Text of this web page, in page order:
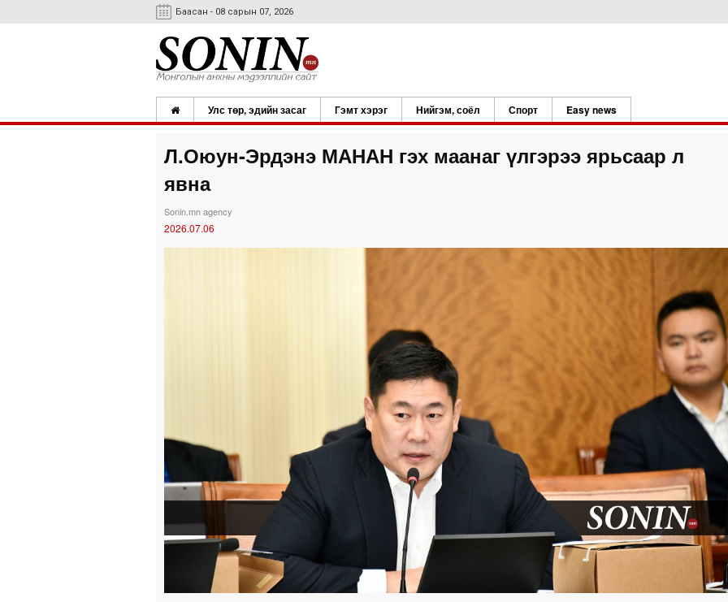
Баасан - 08 сарын 07, 2026
Улс төр, эдийн засаг Гэмт хэрэг Нийгэм, соёл Спорт Easy news
Л.Оюун-Эрдэнэ МАНАН гэх маанаг үлгэрээ ярьсаар л
явна
Sonin.mn agency
2026.07.06